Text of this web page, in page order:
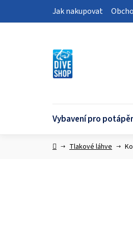
Jak nakupovat
Vybavení pro
DomůTlakové láhve